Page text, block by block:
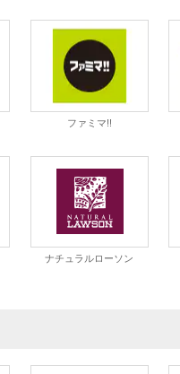
ファミマ!!
ナチュラルローソン